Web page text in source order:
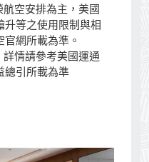
空安排為主，美國
等之使用限制與相
網所載為準。
情請參考美國運通
總引所載為準